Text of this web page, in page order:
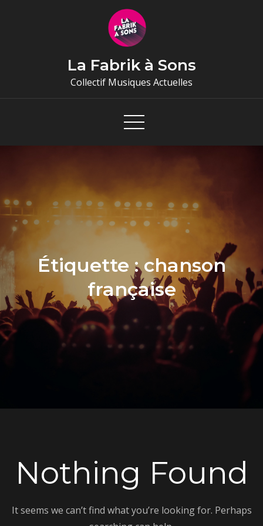
La Fabrik à Sons
Collectif Musiques Actuelles
Étiquette :chanson
française
Nothing Found
It seems we can’t find what you’re looking for. Perhaps